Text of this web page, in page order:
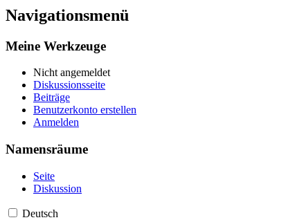
Navigationsmenü
Meine Werkzeuge
Nicht angemeldet
Diskussionsseite
Beiträge
Benutzerkonto erstellen
Anmelden
Namensräume
Seite
Diskussion
Deutsch